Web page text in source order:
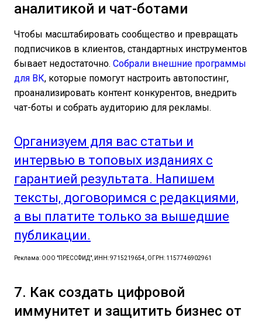
аналитикой и чат-ботами
Чтобы масштабировать сообщество и превращать
подписчиков в клиентов, стандартных инструментов
бывает недостаточно. Собрали внешние программы
для ВК, которые помогут настроить автопостинг,
проанализировать контент конкурентов, внедрить
чат-боты и собрать аудиторию для рекламы.
Организуем для вас статьи и
интервью в топовых изданиях с
гарантией результата. Напишем
тексты, договоримся с редакциями,
а вы платите только за вышедшие
публикации.
Реклама: ООО "ПРЕССФИД", ИНН: 9715219654, ОГРН: 1157746902961
7. Как создать цифровой
иммунитет и защитить бизнес от